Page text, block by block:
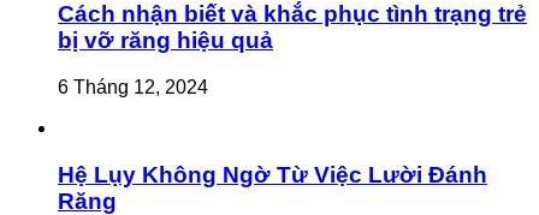
Cách nhận biết và khắc phục tình trạng trẻ
bị vỡ răng hiệu quả
6 Tháng 12, 2024
Hệ Lụy Không Ngờ Từ Việc Lười Đánh
Răng